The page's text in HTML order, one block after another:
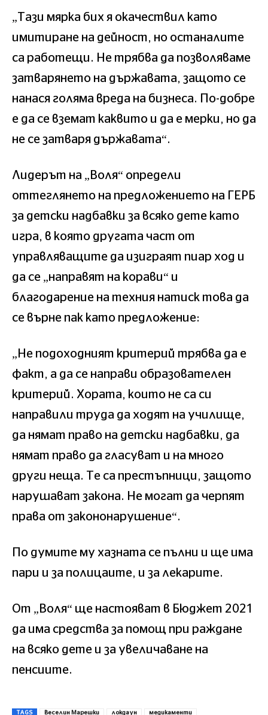
„Тази мярка бих я окачествил като
имитиране на дейност, но останалите
са работещи. Не трябва да позволяваме
затварянето на държавата, защото се
нанася голяма вреда на бизнеса. По-добре
е да се вземат каквито и да е мерки, но да
не се затваря държавата“.
Лидерът на „Воля“ определи
оттеглянето на предложението на ГЕРБ
за детски надбавки за всяко дете като
игра, в която другата част от
управляващите да изиграят пиар ход и
да се „направят на корави“ и
благодарение на техния натиск това да
се върне пак като предложение:
„Не подоходният критерий трябва да е
факт, а да се направи образователен
критерий. Хората, които не са си
направили труда да ходят на училище,
да нямат право на детски надбавки, да
нямат право да гласуват и на много
други неща. Те са престъпници, защото
нарушават закона. Не могат да черпят
права от закононарушение“.
По думите му хазната се пълни и ще има
пари и за полицаите, и за лекарите.
От „Воля“ ще настояват в Бюджет 2021
да има средства за помощ при раждане
на всяко дете и за увеличаване на
пенсиите.
TAGS Веселин Марешки локдаун медикаменти